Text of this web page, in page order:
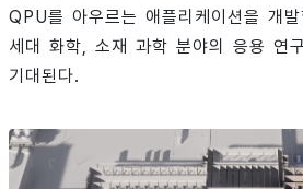
QPU를 아우르는 애플리케이션을 개
세대 화학, 소재 과학 분야의 응용 연
기대된다.